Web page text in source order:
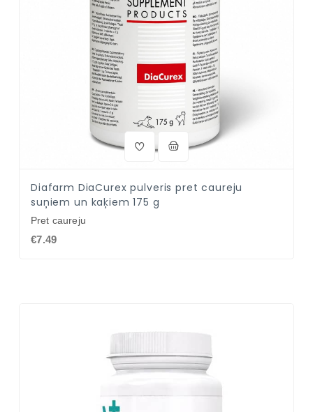
Diafarm DiaCurex pulveris pret caureju
suņiem un kaķiem 175 g
Pret caureju
€7.49